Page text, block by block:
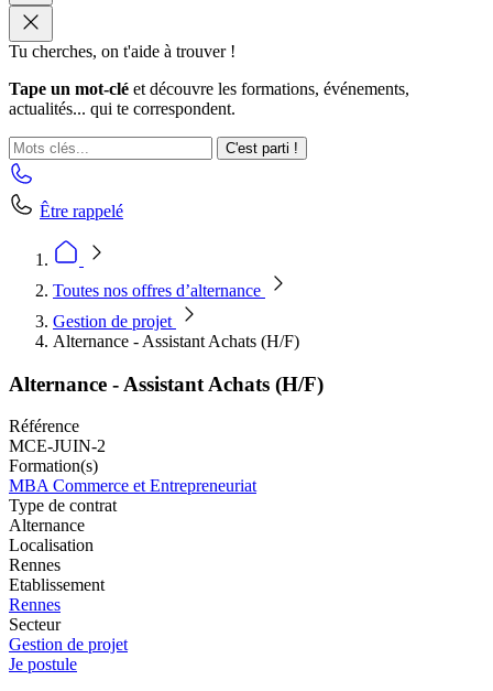
Tu cherches, on t'aide à trouver !
Tape un mot-clé et découvre les formations, événements,
actualités... qui te correspondent.
C'est parti !
Être rappelé
Toutes nos offres d’alternance
Gestion de projet
Alternance - Assistant Achats (H/F)
Alternance - Assistant Achats (H/F)
Référence
MCE-JUIN-2
Formation(s)
MBA Commerce et Entrepreneuriat
Type de contrat
Alternance
Localisation
Rennes
Etablissement
Rennes
Secteur
Gestion de projet
Je postule